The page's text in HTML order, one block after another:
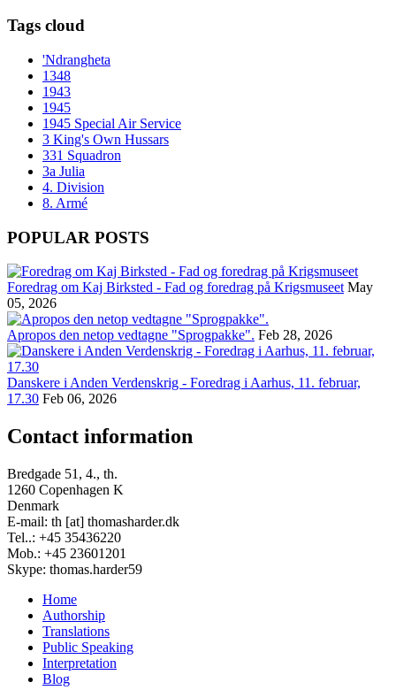
Tags cloud
'Ndrangheta
1348
1943
1945
1945 Special Air Service
3 King's Own Hussars
331 Squadron
3a Julia
4. Division
8. Armé
POPULAR POSTS
Foredrag om Kaj Birksted - Fad og foredrag på Krigsmuseet May
05, 2026
Apropos den netop vedtagne "Sprogpakke". Feb 28, 2026
Danskere i Anden Verdenskrig - Foredrag i Aarhus, 11. februar,
17.30 Feb 06, 2026
Contact information
Bredgade 51, 4., th.
1260 Copenhagen K
Denmark
E-mail: th [at] thomasharder.dk
Tel..: +45 35436220
Mob.: +45 23601201
Skype: thomas.harder59
Footer
menu
Home
Authorship
Translations
Public Speaking
Interpretation
Blog